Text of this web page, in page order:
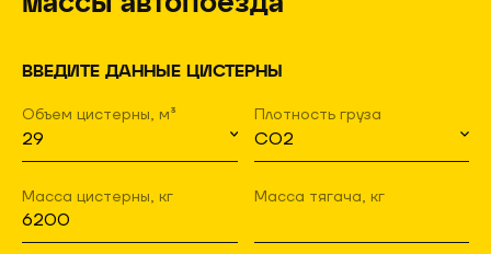
ВВЕДИТЕ ДАННЫЕ ЦИСТЕРНЫ
Объем цистерны, м³ Плотность груза
Масса цистерны, кг Масса тягача, кг